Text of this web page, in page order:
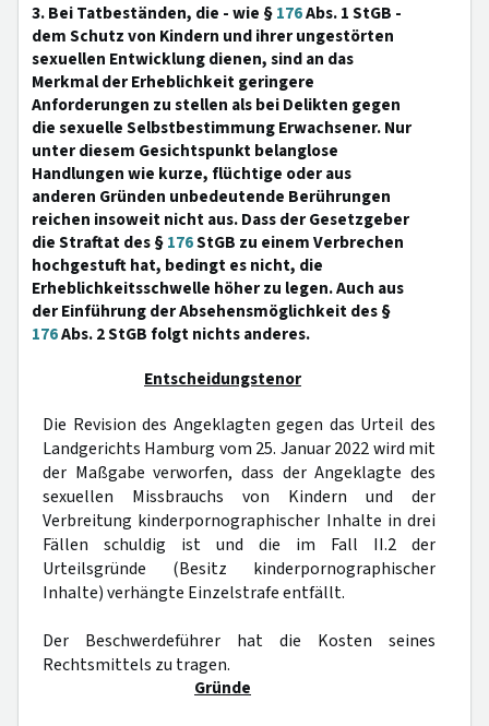
3. Bei Tatbeständen, die - wie §176Abs. 1 StGB -
dem Schutz von Kindern und ihrer ungestörten
sexuellen Entwicklung dienen, sind an das
Merkmal der Erheblichkeit geringere
Anforderungen zu stellen als bei Delikten gegen
die sexuelle Selbstbestimmung Erwachsener. Nur
unter diesem Gesichtspunkt belanglose
Handlungen wie kurze, flüchtige oder aus
anderen Gründen unbedeutende Berührungen
reichen insoweit nicht aus. Dass der Gesetzgeber
die Straftat des §176StGB zu einem Verbrechen
hochgestuft hat, bedingt es nicht, die
Erheblichkeitsschwelle höher zu legen. Auch aus
der Einführung der Absehensmöglichkeit des §
176Abs. 2 StGB folgt nichts anderes.
Entscheidungstenor
Die Revision des Angeklagten gegen das Urteil des
Landgerichts Hamburg vom 25. Januar 2022 wird mit
der Maßgabe verworfen, dass der Angeklagte des
sexuellen Missbrauchs von Kindern und der
Verbreitung kinderpornographischer Inhalte in drei
Fällen schuldig ist und die im Fall II.2 der
Urteilsgründe (Besitz kinderpornographischer
Inhalte) verhängte Einzelstrafe entfällt.
Der Beschwerdeführer hat die Kosten seines
Rechtsmittels zu tragen.
Gründe